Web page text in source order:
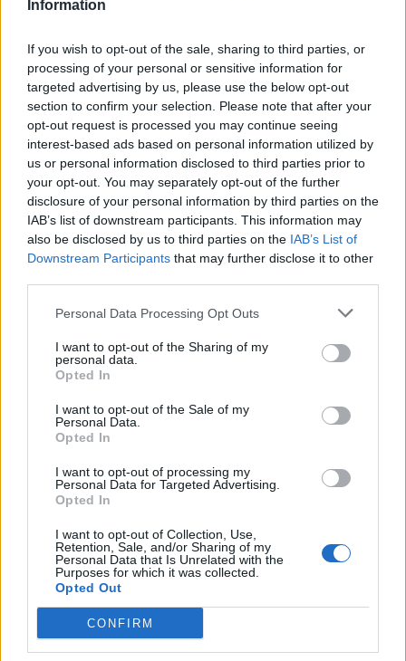
Information
If you wish to opt-out of the sale, sharing to third parties, or
processing of your personal or sensitive information for
targeted advertising by us, please use the below opt-out
section to confirm your selection. Please note that after your
opt-out request is processed you may continue seeing
interest-based ads based on personal information utilized by
us or personal information disclosed to third parties prior to
your opt-out. You may separately opt-out of the further
disclosure of your personal information by third parties on the
IAB’s list of downstream participants. This information may
also be disclosed by us to third parties on the IAB’s List of
Downstream Participants that may further disclose it to other
Personal Data Processing Opt Outs
I want to opt-out of the Sharing of my
personal data.
Opted In
I want to opt-out of the Sale of my
Personal Data.
Opted In
I want to opt-out of processing my
Personal Data for Targeted Advertising.
Opted In
I want to opt-out of Collection, Use,
Retention, Sale, and/or Sharing of my
Personal Data that Is Unrelated with the
Purposes for which it was collected.
Opted Out
CONFIRM
γλωσσών θα θεωρηθεί προσόν).
κρασί.
Επαγγελματική εμφάνιση και εξαιρετικές επικοινωνιακές
δεξιότητες.
Ικανότητα εργασίας υπό πίεση σε ένα απαιτητικό
περιβάλλον υψηλών προδιαγραφών.
Πνεύμα συνεργασίας και ομαδικότητας.
Επιθυμητά Προσόντα
Πτυχίο Τουριστικής Σχολής ή πιστοποίηση από
αναγνωρισμένη σχολή Barista/Bartending.
Γνώση χρήσης συστημάτων παραγγελιοληψίας (PDA/POS).
εξειδίκευσης.
Παροχές
Ανταγωνιστικό πακέτο αποδοχών αναλόγως προσόντων.
εγκαταστάσεις.
50% εκπτωση στο παγκοσμίου φήμης Six Senses Spa
Δυνατότητα επαγγελματικής εξέλιξης σε έναν από τους πιο
αναγνωρισμένους ομίλους παγκοσμίως.
Συνεχής εκπαίδευση πάνω στις νέες τάσεις του κλάδου και
σεμινάρια mixology.
Ευχάριστο και πολυτελές περιβάλλον εργασίας που
προάγει τον επαγγελματισμό.